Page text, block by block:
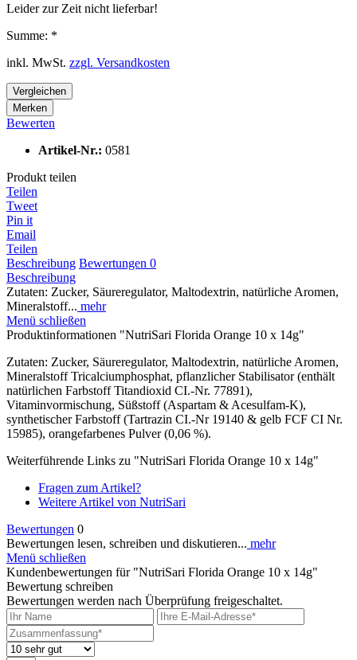
Leider zur Zeit nicht lieferbar!
Summe: *
inkl. MwSt. zzgl. Versandkosten
Vergleichen
Merken
Bewerten
Artikel-Nr.: 0581
Produkt teilen
Teilen
Tweet
Pin it
Email
Teilen
Beschreibung Bewertungen 0
Beschreibung
Zutaten: Zucker, Säureregulator, Maltodextrin, natürliche Aromen,
Mineralstoff... mehr
Menü schließen
Produktinformationen "NutriSari Florida Orange 10 x 14g"
Zutaten: Zucker, Säureregulator, Maltodextrin, natürliche Aromen,
Mineralstoff Tricalciumphosphat, pflanzlicher Stabilisator (enthält
natürlichen Farbstoff Titandioxid CI.-Nr. 77891),
Vitaminvormischung, Süßstoff (Aspartam & Acesulfam-K),
synthetischer Farbstoff (Tartrazin CI.-Nr 19140 & gelb FCF CI Nr.
15985), orangefarbenes Pulver (0,06 %).
Weiterführende Links zu "NutriSari Florida Orange 10 x 14g"
Fragen zum Artikel?
Weitere Artikel von NutriSari
Bewertungen 0
Bewertungen lesen, schreiben und diskutieren... mehr
Menü schließen
Kundenbewertungen für "NutriSari Florida Orange 10 x 14g"
Bewertung schreiben
Bewertungen werden nach Überprüfung freigeschaltet.